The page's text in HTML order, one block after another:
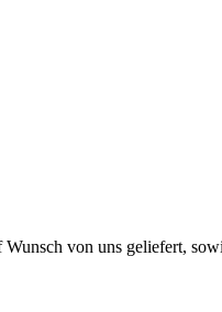
von uns geliefert,